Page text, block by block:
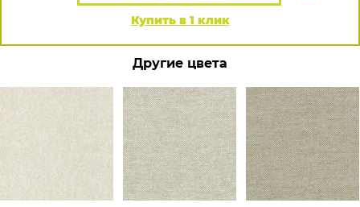
Купить в 1 клик
Другие цвета